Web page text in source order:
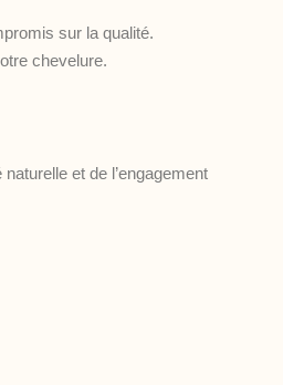
sur la qualité.
chevelure.
et de l’engagement